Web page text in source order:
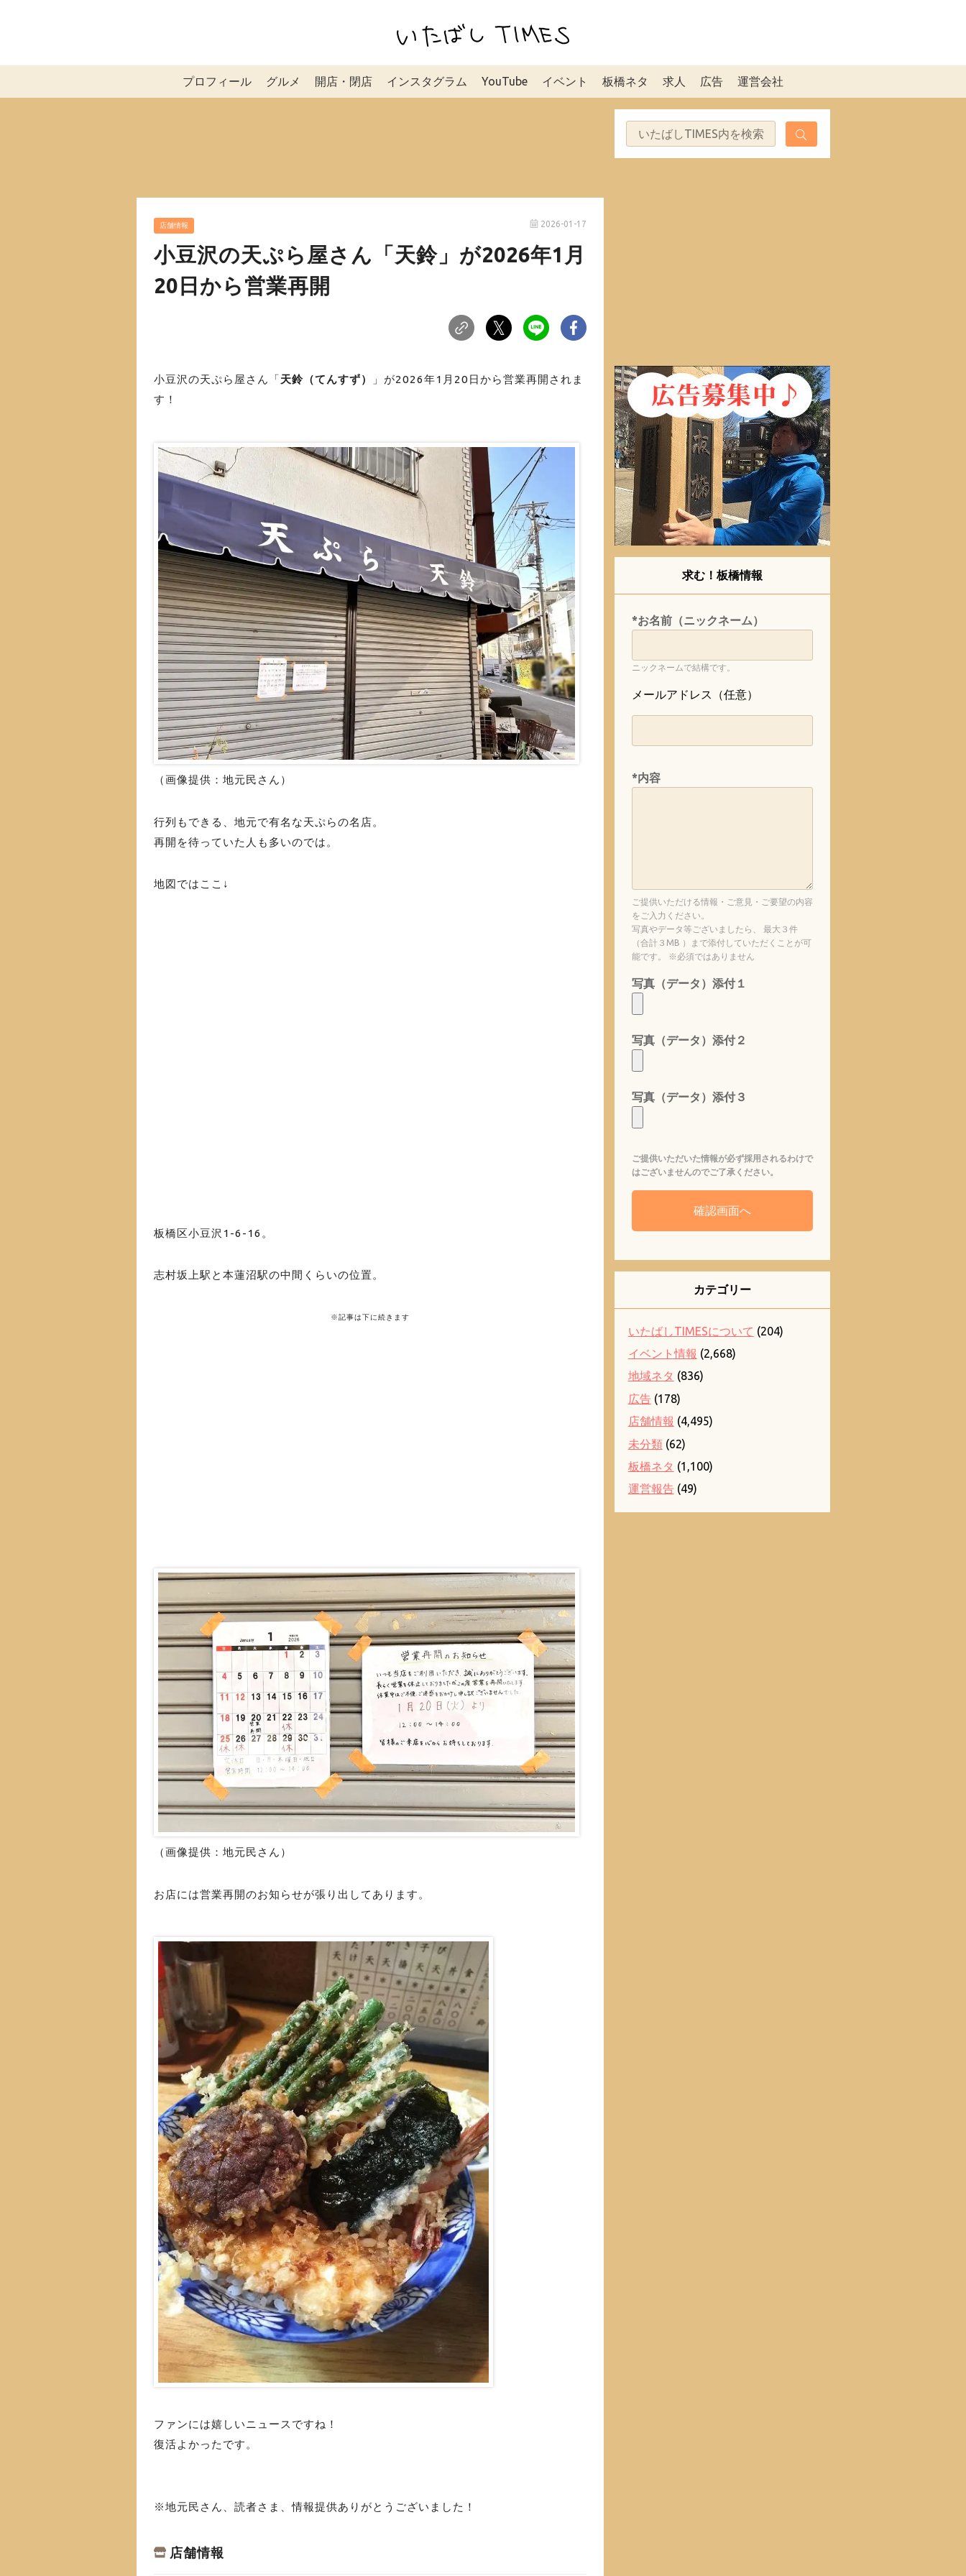
プロフィール グルメ 開店・閉店 インスタグラム YouTube イベント 板橋ネタ 求人 広告 運営会社
店舗情報 2026-01-17
小豆沢の天ぷら屋さん「天鈴」が2026年1月
20日から営業再開
小豆沢の天ぷら屋さん「天鈴（てんすず）
」が2026年1月20日から営業再開されま
す！
（画像提供：地元民さん）
行列もできる、地元で有名な天ぷらの名店。
再開を待っていた人も多いのでは。
地図ではここ↓
板橋区小豆沢1-6-16 。
志村坂上駅と本蓮沼駅の中間くらいの位置。
※記事は下に続きます
（画像提供：地元民さん）
お店には営業再開のお知らせが張り出してあります。
ファンには嬉しいニュースですね！
復活よかったです。
※地元民さん、読者さま、情報提供ありがとうございました！
店舗情報
求む！板橋情報
*お名前（ニックネーム）
ニックネームで結構です。
メールアドレス（任意）
*内容
ご提供いただける情報・ご意見・ご要望の内容
をご入力ください。
写真やデータ等ございましたら、 最大３件
（合計３MB ）まで添付していただくことが可
能です。 ※必須ではありません
写真（データ）添付１
写真（データ）添付２
写真（データ）添付３
ご提供いただいた情報が必ず採用されるわけで
はございませんのでご了承ください。
カテゴリー
いたばしTIMESについて (204)
イベント情報 (2,668)
地域ネタ (836)
広告(178)
店舗情報 (4,495)
未分類(62)
板橋ネタ (1,100)
運営報告(49)